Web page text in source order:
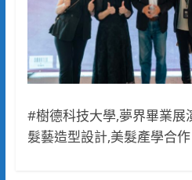
#樹德科技大學,夢界畢業展
髮藝造型設計,美髮產學合作